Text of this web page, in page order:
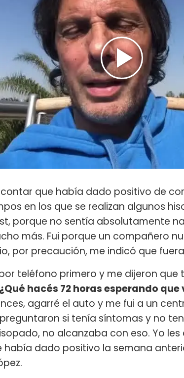
que había dado positivo de
en los que se realizan algunos
porque no sentía absolutamente
más. Fui porque un compañero
por precaución, me indicó que
teléfono primero y me dijeron que
¿Qué hacés 72 horas esperando
agarré el auto y me fui a un
si tenía síntomas y no
no alcanzaba con eso. Yo
dado positivo la semana